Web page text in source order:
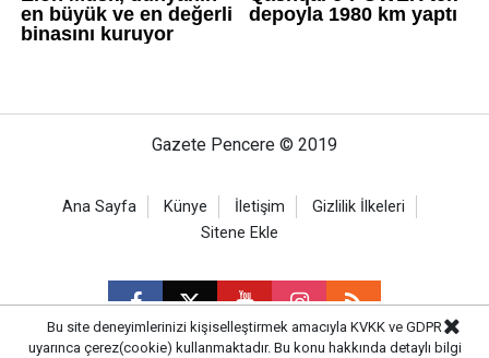
Gazete Pencere © 2019
Ana Sayfa Künye İletişim
Gizlilik İlkeleri
Sitene Ekle
Bu site deneyimlerinizi kişiselleştirmek amacıyla KVKK ve GDPR
uyarınca çerez(cookie) kullanmaktadır. Bu konu hakkında detaylı bilgi